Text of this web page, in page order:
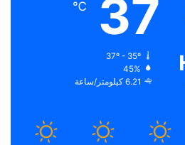
37
℃
37º - 35º
45%
6.21 كيلومتر/ساعة